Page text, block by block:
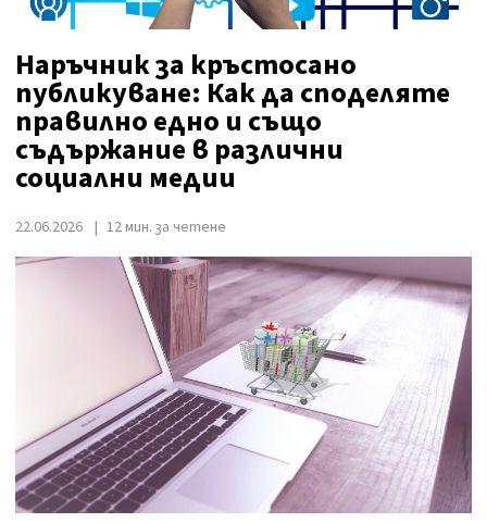
Наръчник за кръстосано
публикуване: Как да споделяте
правилно едно и също
съдържание в различни
социални медии
22.06.2026 12 мин. за четене